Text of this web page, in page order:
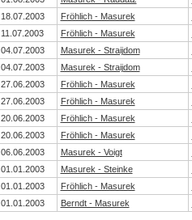
18.07.2003
Fröhlich - Masurek
11.07.2003
Fröhlich - Masurek
04.07.2003
Masurek - Straijdom
04.07.2003
Masurek - Straijdom
27.06.2003
Fröhlich - Masurek
27.06.2003
Fröhlich - Masurek
20.06.2003
Fröhlich - Masurek
20.06.2003
Fröhlich - Masurek
06.06.2003
Masurek - Voigt
01.01.2003
Masurek - Steinke
01.01.2003
Fröhlich - Masurek
01.01.2003
Berndt - Masurek